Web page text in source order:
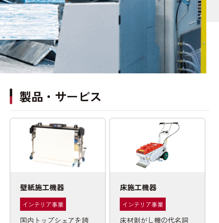
製品・サービス
壁紙施工機器
インテリア事業
国内トップシェアを誇
床施工機器
インテリア事業
床材剥がし機の代名詞